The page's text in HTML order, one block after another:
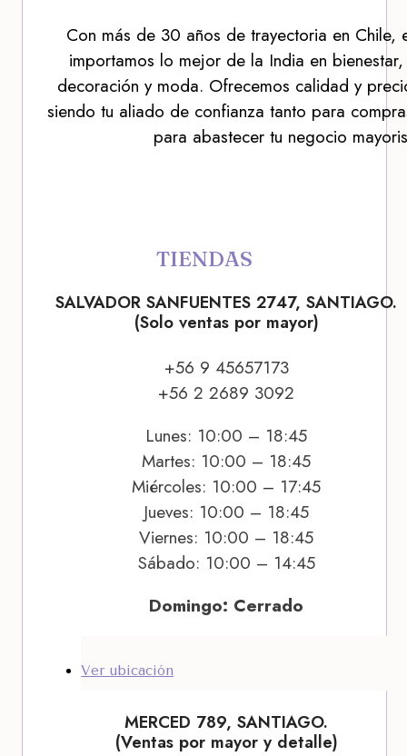
Con más de 30 años de trayectoria en Chile,
importamos lo mejor de la India en
decoración y moda. Ofrecemos calidad y
siendo tu aliado de confianza tanto para
para abastecer tu negocio
TIENDAS
SALVADOR SANFUENTES 2747, SANTIAGO.
(Solo ventas por mayor)
+56 9 45657173
+56 2 2689 3092
Lunes: 10:00 – 18:45
Martes: 10:00 – 18:45
Miércoles: 10:00 – 17:45
Jueves: 10:00 – 18:45
Viernes: 10:00 – 18:45
Sábado: 10:00 – 14:45
Domingo: Cerrado
Ver ubicación
MERCED 789, SANTIAGO.
(Ventas por mayor y detalle)